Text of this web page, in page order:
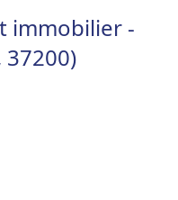
immobilier -
37200)